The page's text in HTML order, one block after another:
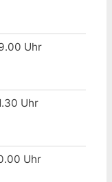
Uhr
Uhr
Uhr